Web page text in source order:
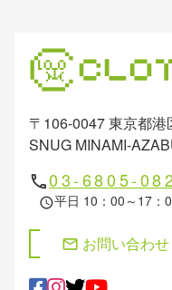
〒106-0047 東京都港
SNUG MINAMI-
phone03-6805-
schedule平日 10：00～17：
mail お問い合わせ